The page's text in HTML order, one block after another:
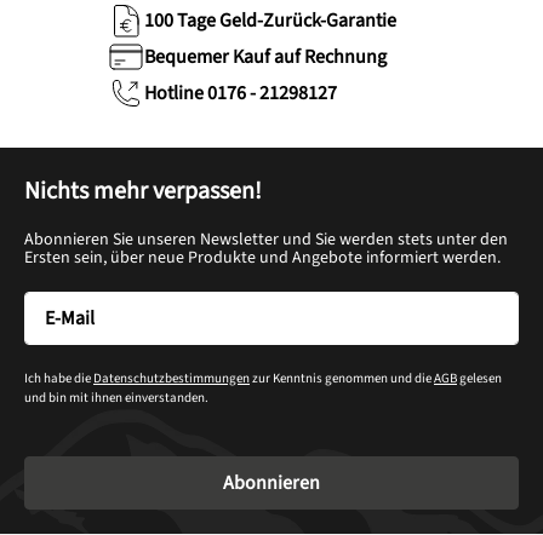
100 Tage Geld-Zurück-Garantie
Bequemer Kauf auf Rechnung
Hotline 0176 - 21298127
Nichts mehr verpassen!
Abonnieren Sie unseren Newsletter und Sie werden stets unter den
Ersten sein, über neue Produkte und Angebote informiert werden.
Ich habe die Datenschutzbestimmungenzur Kenntnis genommen und dieAGBgelesen
und bin mit ihnen einverstanden.
Abonnieren